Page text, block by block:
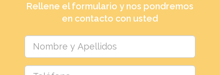
Rellene el formulario y nos pondremos
en contacto con usted